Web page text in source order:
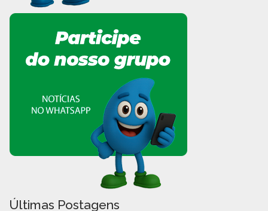
Últimas Postagens